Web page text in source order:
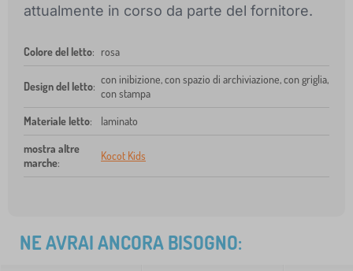
attualmente in corso da parte del fornitore.
Colore del letto: rosa
Design del letto:
con inibizione, con spazio di archiviazione, con griglia,
con stampa
Materiale letto: laminato
mostra altre
marche:
Kocot Kids
NE AVRAI ANCORA BISOGNO: